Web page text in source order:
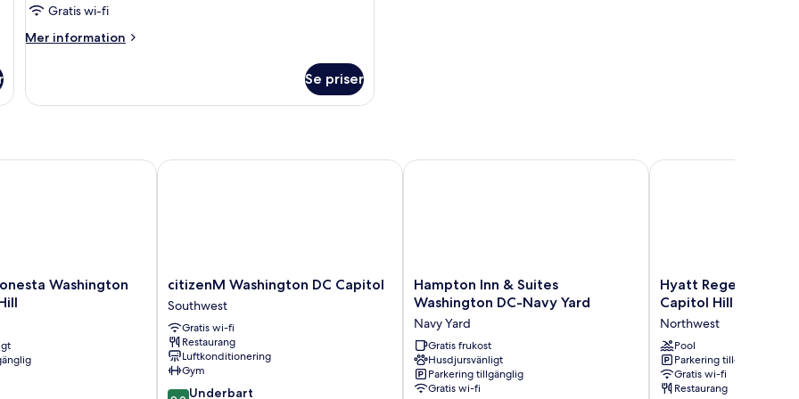
Gratis wi-fi
Mer information
Mer
-
Se priser
Washington
Washington DC Capitol Hill
citizenM
Washington
DC
Capitol
Southwest
citizenM Washington DC Capitol
Southwest
Gratis wi-fi
Restaurang
Luftkonditionering
Gym
9.0 Underbart
citizenM Washington DC Capitol
Hampton
Inn
Suites
Washington
DC-
Navy
Yard
Hampton Inn & Suites
Washington DC-Navy Yard
Navy Yard
Gratis frukost
Husdjursvänligt
Parkering tillgänglig
Gratis wi-fi
Hampton Inn & Suites Washington DC-Navy Yard
Hyatt
Regency
Washington
on
Capitol
Hill
Northwest
Hyatt Regency
Capitol Hill
Northwest
Pool
Parkering tillgänglig
Gratis wi-fi
Restaurang
Hyatt Regency